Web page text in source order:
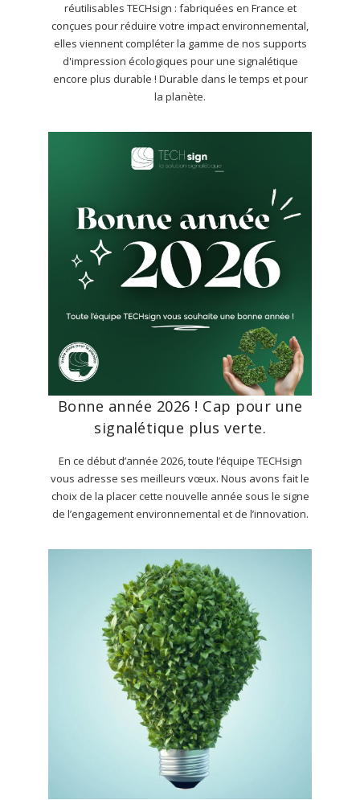
réutilisables TECHsign : fabriquées en France et
conçues pour réduire votre impact environnemental,
elles viennent compléter la gamme de nos supports
d'impression écologiques pour une signalétique
encore plus durable ! Durable dans le temps et pour
la planète.
Bonne année 2026 ! Cap pour une
signalétique plus verte.
En ce début d’année 2026, toute l’équipe TECHsign
vous adresse ses meilleurs vœux. Nous avons fait le
choix de la placer cette nouvelle année sous le signe
de l’engagement environnemental et de l’innovation.